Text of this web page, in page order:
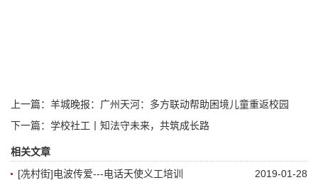
上一篇： 羊城晚报：广州天河：多方联动帮助困境儿童重返校园
下一篇： 学校社工丨知法守未来，共筑成长路
相关文章
2019-01-28
[冼村街]电波传爱---电话天使义工培训